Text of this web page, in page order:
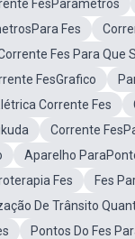
FesParâmetros
Fes
Fes Para Que
FesGrafico
Corrente Fes
Corrente
Aparelho
Fes
Fes
De Trânsito
Pontos Do Fes